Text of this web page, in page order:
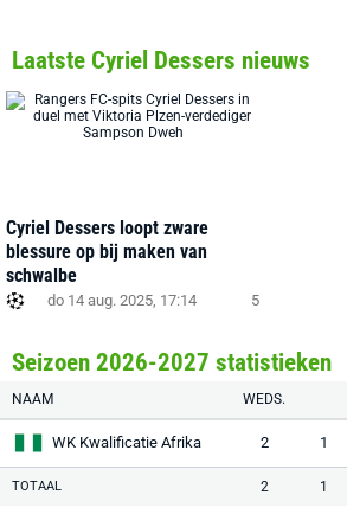
Laatste Cyriel Dessers nieuws
Cyriel Dessers loopt zware
blessure op bij maken van
schwalbe
do 14 aug. 2025, 17:14 5
Seizoen 2026-2027 statistieken
NAAM WEDS.
WK Kwalificatie Afrika 2 1
TOTAAL 2 1